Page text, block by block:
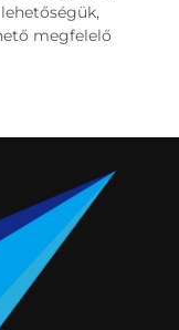
megfelelő